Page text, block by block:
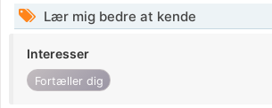
Lær mig bedre at kende
Interesser
Fortæller dig